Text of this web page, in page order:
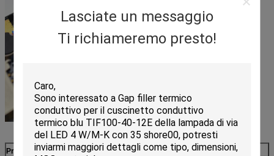
Lasciate un messaggio
Ti richiameremo presto!
Proprietà tipiche delleserie delTM300CUdi TIR